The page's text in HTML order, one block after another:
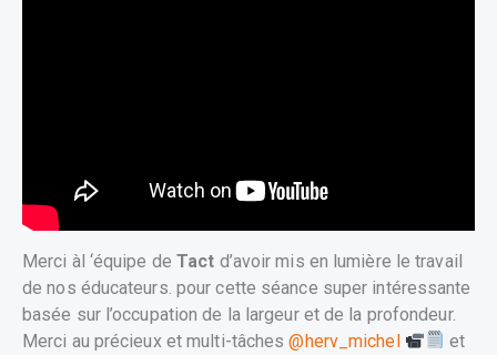
Merci àl ‘équipe de Tact d’avoir mis en lumière le travail
de nos éducateurs. pour cette séance super intéressante
basée sur l’occupation de la largeur et de la profondeur.
Merci au précieux et multi-tâches@herv_michel
et